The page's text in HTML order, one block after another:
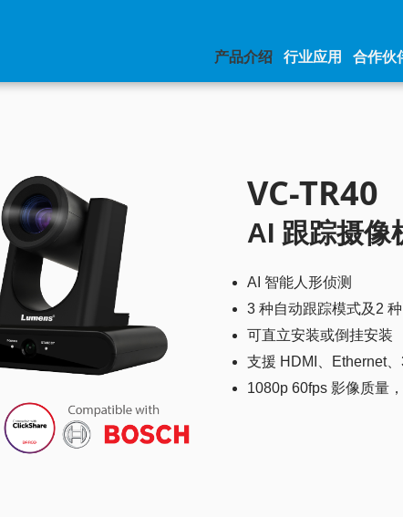
产品介绍 行业应用 合作伙
VC-TR40
AI 跟踪摄像
AI 智能人形侦测
3 种自动跟踪模式及2
可直立安装或倒挂安装
支援 HDMI、Ethernet
1080p 60fps 影像质量